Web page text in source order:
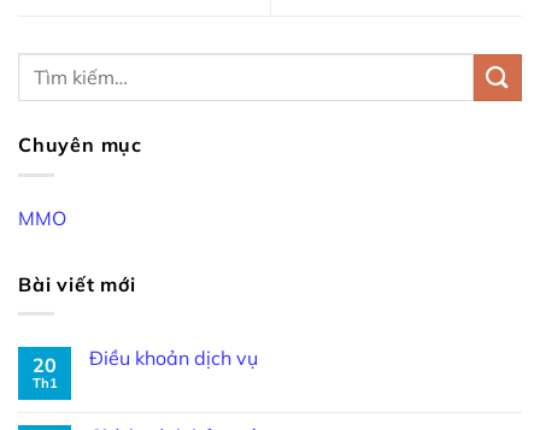
Chuyên mục
MMO
Bài viết mới
20
Th1
Điều khoản dịch vụ